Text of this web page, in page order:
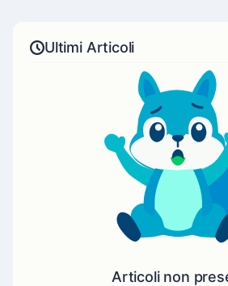
Ultimi Articoli
Articoli non